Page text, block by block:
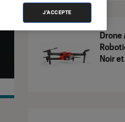
Drone
Noir
J'ACCEPTE